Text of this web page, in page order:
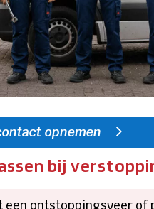
opnemen
bij
een ontstoppingsveer of